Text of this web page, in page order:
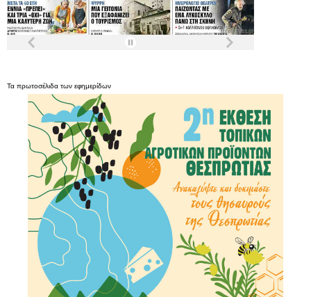
Τα πρωτοσέλιδα των εφημερίδων